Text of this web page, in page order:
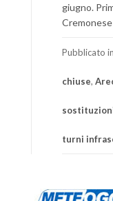
giugno.
Pubblicato
chiuse,
turni